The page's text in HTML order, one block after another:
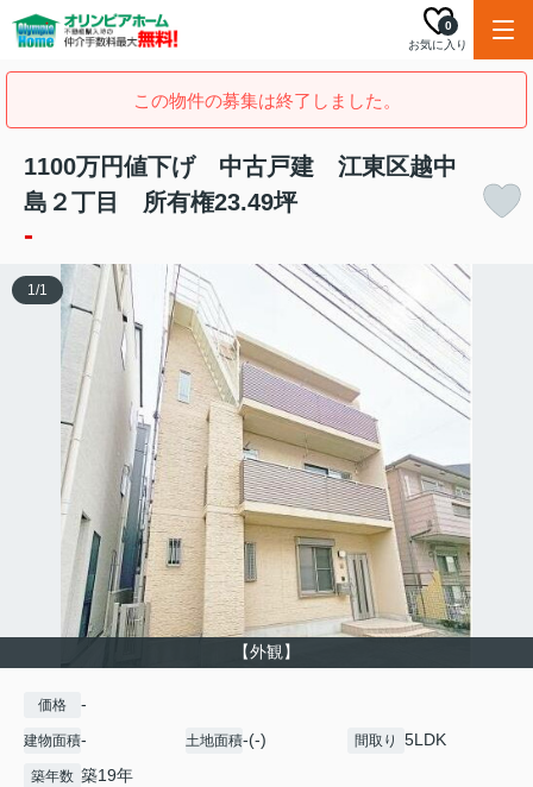
お気に入り
0
この物件の募集は終了しました。
1100万円値下げ 中古戸建 江東区越中
島２丁目 所有権23.49坪
-
【外観】
1/1
価格 -
建物面積- 土地面積-(-) 間取り 5LDK
築年数 築19年